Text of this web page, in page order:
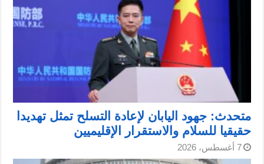
متحدث: جهود اليابان لإعادة التسلح تمثل تهديدا
حقيقيا للسلام والاستقرار الإقليميين
7 أغسطس، 2026